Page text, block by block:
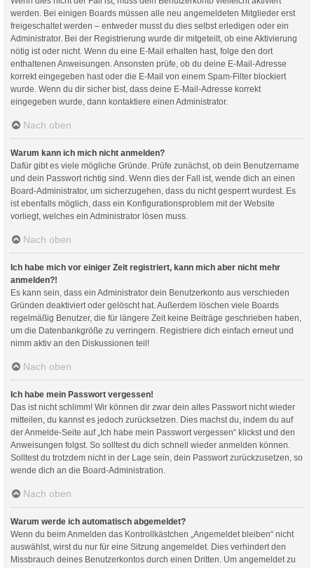
werden. Bei einigen Boards müssen alle neu angemeldeten Mitglieder erst
freigeschaltet werden – entweder musst du dies selbst erledigen oder ein
Administrator. Bei der Registrierung wurde dir mitgeteilt, ob eine Aktivierung
nötig ist oder nicht. Wenn du eine E-Mail erhalten hast, folge den dort
enthaltenen Anweisungen. Ansonsten prüfe, ob du deine E-Mail-Adresse
korrekt eingegeben hast oder die E-Mail von einem Spam-Filter blockiert
wurde. Wenn du dir sicher bist, dass deine E-Mail-Adresse korrekt
eingegeben wurde, dann kontaktiere einen Administrator.
Nach oben
Warum kann ich mich nicht anmelden?
Dafür gibt es viele mögliche Gründe. Prüfe zunächst, ob dein Benutzername
und dein Passwort richtig sind. Wenn dies der Fall ist, wende dich an einen
Board-Administrator, um sicherzugehen, dass du nicht gesperrt wurdest. Es
ist ebenfalls möglich, dass ein Konfigurationsproblem mit der Website
vorliegt, welches ein Administrator lösen muss.
Nach oben
Ich habe mich vor einiger Zeit registriert, kann mich aber nicht mehr
anmelden?!
Es kann sein, dass ein Administrator dein Benutzerkonto aus verschieden
Gründen deaktiviert oder gelöscht hat. Außerdem löschen viele Boards
regelmäßig Benutzer, die für längere Zeit keine Beiträge geschrieben haben,
um die Datenbankgröße zu verringern. Registriere dich einfach erneut und
nimm aktiv an den Diskussionen teil!
Nach oben
Ich habe mein Passwort vergessen!
Das ist nicht schlimm! Wir können dir zwar dein altes Passwort nicht wieder
mitteilen, du kannst es jedoch zurücksetzen. Dies machst du, indem du auf
der Anmelde-Seite auf „Ich habe mein Passwort vergessen“ klickst und den
Anweisungen folgst. So solltest du dich schnell wieder anmelden können.
Solltest du trotzdem nicht in der Lage sein, dein Passwort zurückzusetzen, so
wende dich an die Board-Administration.
Nach oben
Warum werde ich automatisch abgemeldet?
Wenn du beim Anmelden das Kontrollkästchen „Angemeldet bleiben“ nicht
auswählst, wirst du nur für eine Sitzung angemeldet. Dies verhindert den
Missbrauch deines Benutzerkontos durch einen Dritten. Um angemeldet zu